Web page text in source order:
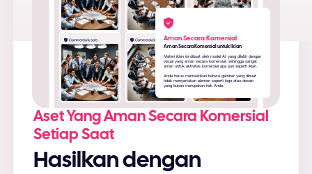
Aset Yang Aman Secara Komersial
Setiap Saat
Hasilkan dengan
Aman Secara Komersial
Aman Secara Komersial untuk Iklan
Materi iklan ini dibuat oleh model AI yang dilatih dengan
visual yang aman secara komersial, sehingga sangat
aman untuk aktivitas komersial apa pun seperti iklan.
Anda harus memastikan bahwa gambar yang dibuat
tidak menyertakan elemen seperti logo atau desain
yang bukan merupakan hak Anda.